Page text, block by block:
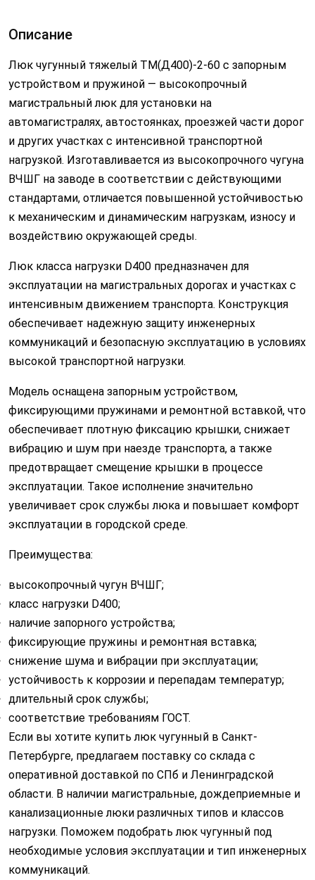
Описание
Люк чугунный тяжелый ТМ(Д400)-2-60 с запорным
устройством и пружиной — высокопрочный
магистральный люк для установки на
автомагистралях, автостоянках, проезжей части дорог
и других участках с интенсивной транспортной
нагрузкой. Изготавливается из высокопрочного чугуна
ВЧШГ на заводе в соответствии с действующими
стандартами, отличается повышенной устойчивостью
к механическим и динамическим нагрузкам, износу и
воздействию окружающей среды.
Люк класса нагрузки D400 предназначен для
эксплуатации на магистральных дорогах и участках с
интенсивным движением транспорта. Конструкция
обеспечивает надежную защиту инженерных
коммуникаций и безопасную эксплуатацию в условиях
высокой транспортной нагрузки.
Модель оснащена запорным устройством,
фиксирующими пружинами и ремонтной вставкой, что
обеспечивает плотную фиксацию крышки, снижает
вибрацию и шум при наезде транспорта, а также
предотвращает смещение крышки в процессе
эксплуатации. Такое исполнение значительно
увеличивает срок службы люка и повышает комфорт
эксплуатации в городской среде.
Преимущества:
высокопрочный чугун ВЧШГ;
класс нагрузки D400;
наличие запорного устройства;
фиксирующие пружины и ремонтная вставка;
снижение шума и вибрации при эксплуатации;
устойчивость к коррозии и перепадам температур;
длительный срок службы;
соответствие требованиям ГОСТ.
Если вы хотите купить люк чугунный в Санкт-
Петербурге, предлагаем поставку со склада с
оперативной доставкой по СПб и Ленинградской
области. В наличии магистральные, дождеприемные и
канализационные люки различных типов и классов
нагрузки. Поможем подобрать люк чугунный под
необходимые условия эксплуатации и тип инженерных
коммуникаций.